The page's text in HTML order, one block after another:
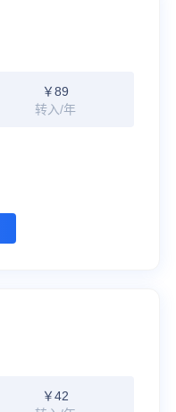
￥89
转入/年
￥42